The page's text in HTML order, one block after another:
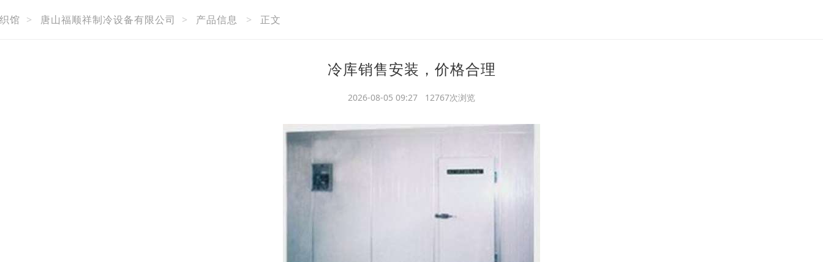
馆 > 唐山福顺祥制冷设备有限公司 > 产品信息 > 正文
冷库销售安装，价格合理
2026-08-05 09:27 12767次浏览